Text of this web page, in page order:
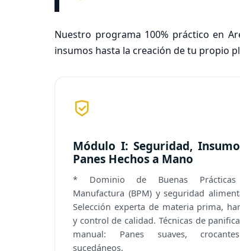
Nuestro programa 100% práctico en
insumos hasta la creación de tu propio
Módulo I: Seguridad,
Panes Hechos a Mano
* Dominio de Buenas
Manufactura (BPM) y seguridad
Selección experta de materia prima,
y control de calidad. Técnicas de
manual: Panes suaves,
sucedáneos.